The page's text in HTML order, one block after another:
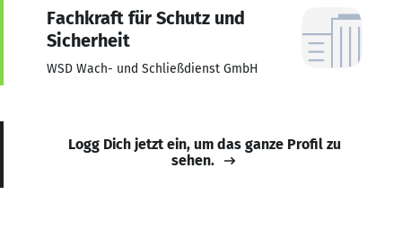
Fachkraft für Schutz und
Sicherheit
WSD Wach- und Schließdienst GmbH
Logg Dich jetzt ein, um das ganze Profil zu
sehen.